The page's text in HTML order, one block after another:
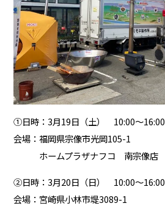
①日時：3月19日（土） 10:00〜16:00
会場：福岡県宗像市光岡105-1
ホームプラザナフコ 南宗像店
②日時：3月20日（日） 10:00〜16:00
会場：宮崎県小林市堤3089-1